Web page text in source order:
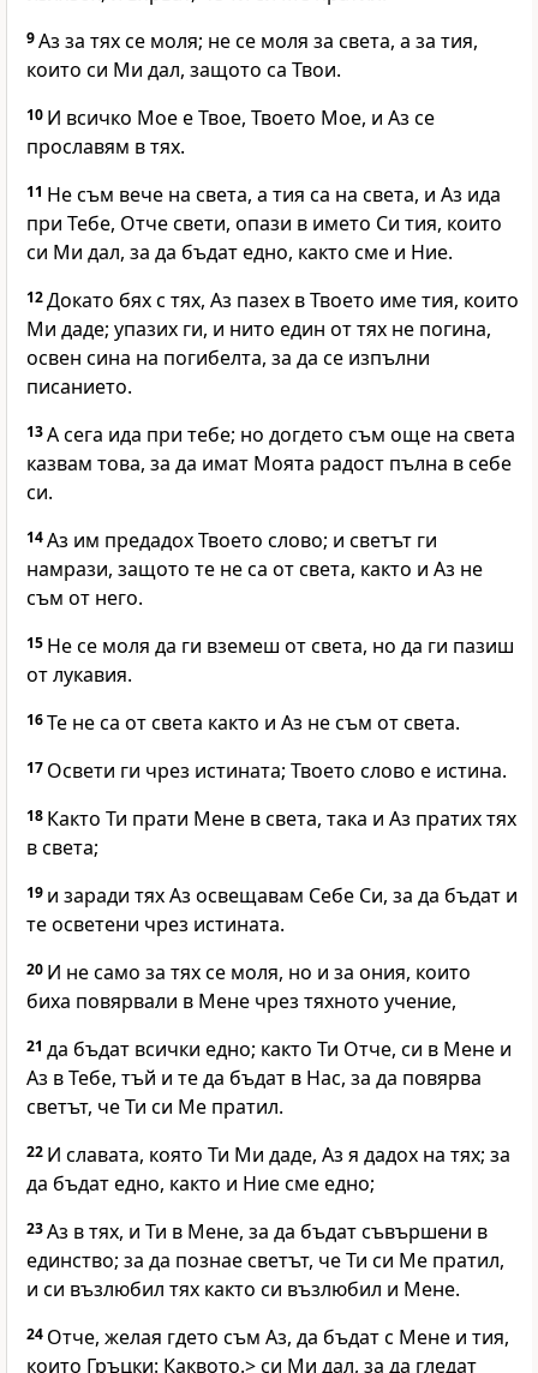
9Аз за тях се моля; не се моля за света, а за тия,
които си Ми дал, защото са Твои.
10 И всичко Мое е Твое, Твоето Мое, и Аз се
прославям в тях.
11 Не съм вече на света, а тия са на света, и Аз ида
при Тебе, Отче свети, опази в името Си тия, които
си Ми дал, за да бъдат едно, както сме и Ние.
12Докато бях с тях, Аз пазех в Твоето име тия, които
Ми даде; упазих ги, и нито един от тях не погина,
освен сина на погибелта, за да се изпълни
писанието.
13А сега ида при тебе; но догдето съм още на света
казвам това, за да имат Моята радост пълна в себе
си.
14Аз им предадох Твоето слово; и светът ги
намрази, защото те не са от света, както и Аз не
съм от него.
15 Не се моля да ги вземеш от света, но да ги пазиш
от лукавия.
16Те не са от света както и Аз не съм от света.
17 Освети ги чрез истината; Твоето слово е истина.
18 Както Ти прати Мене в света, така и Аз пратих тях
в света;
19 и заради тях Аз освещавам Себе Си, за да бъдат и
те осветени чрез истината.
20 И не само за тях се моля, но и за ония, които
биха повярвали в Мене чрез тяхното учение,
21 да бъдат всички едно; както Ти Отче, си в Мене и
Аз в Тебе, тъй и те да бъдат в Нас, за да повярва
светът, че Ти си Ме пратил.
22 И славата, която Ти Ми даде, Аз я дадох на тях; за
да бъдат едно, както и Ние сме едно;
23Аз в тях, и Ти в Мене, за да бъдат съвършени в
единство; за да познае светът, че Ти си Ме пратил,
и си възлюбил тях както си възлюбил и Мене.
24 Отче, желая гдето съм Аз, да бъдат с Мене и тия,
които Гръцки: Каквото.> си Ми дал, за да гледат